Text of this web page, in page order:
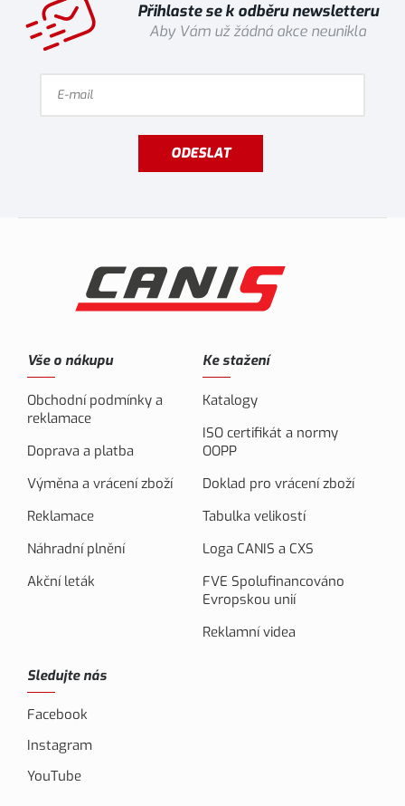
Přihlaste se k odběru newsletteru
Aby Vám už žádná akce neunikla
ODESLAT
Vše o nákupu
Obchodní podmínky a
reklamace
Doprava a platba
Výměna a vrácení zboží
Reklamace
Náhradní plnění
Akční leták
Ke stažení
Katalogy
ISO certifikát a normy
OOPP
Doklad pro vrácení zboží
Tabulka velikostí
Loga CANIS a CXS
FVE Spolufinancováno
Evropskou unií
Reklamní videa
Sledujte nás
Facebook
Instagram
YouTube